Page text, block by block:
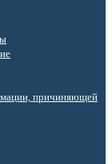
причиняющей